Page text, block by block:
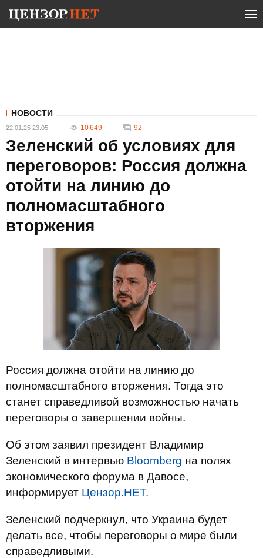
НОВОСТИ
22.01.25 23:05 10 649 92
Зеленский об условиях для
переговоров: Россия должна
отойти на линию до
полномасштабного
вторжения
Россия должна отойти на линию до
полномасштабного вторжения. Тогда это
станет справедливой возможностью начать
переговоры о завершении войны.
Об этом заявил президент Владимир
Зеленский в интервью Bloomberg на полях
экономического форума в Давосе,
информирует Цензор.НЕТ.
Зеленский подчеркнул, что Украина будет
делать все, чтобы переговоры о мире были
справедливыми.